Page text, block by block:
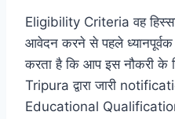
Eligibility Criteria वह हिस्सा
आवेदन करने से पहले ध्यानपूर्वक
करता है कि आप इस नौकरी के
Tripura द्वारा जारी
Educational